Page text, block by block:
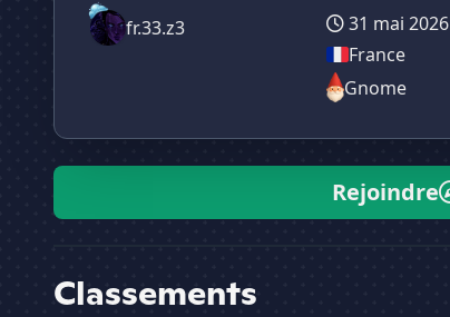
fr.33.z3
31 mai 2026
France
Gnome
Rejoindre
Classements